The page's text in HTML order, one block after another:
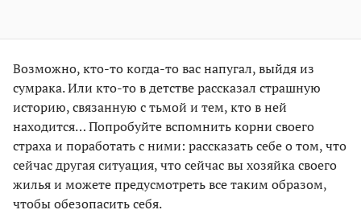
Возможно, кто-то когда-то вас напугал, выйдя из
сумрака. Или кто-то в детстве рассказал страшную
историю, связанную с тьмой и тем, кто в ней
находится… Попробуйте вспомнить корни своего
страха и поработать с ними: рассказать себе о том, что
сейчас другая ситуация, что сейчас вы хозяйка своего
жилья и можете предусмотреть все таким образом,
чтобы обезопасить себя.